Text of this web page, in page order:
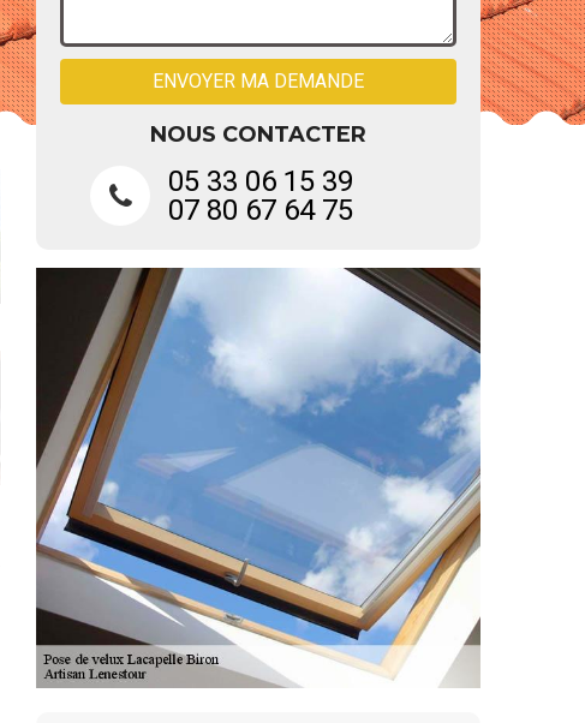
NOUS CONTACTER
05 33 06 15 39
07 80 67 64 75